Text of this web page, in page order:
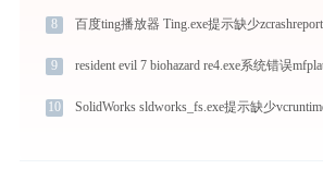
8
9
10